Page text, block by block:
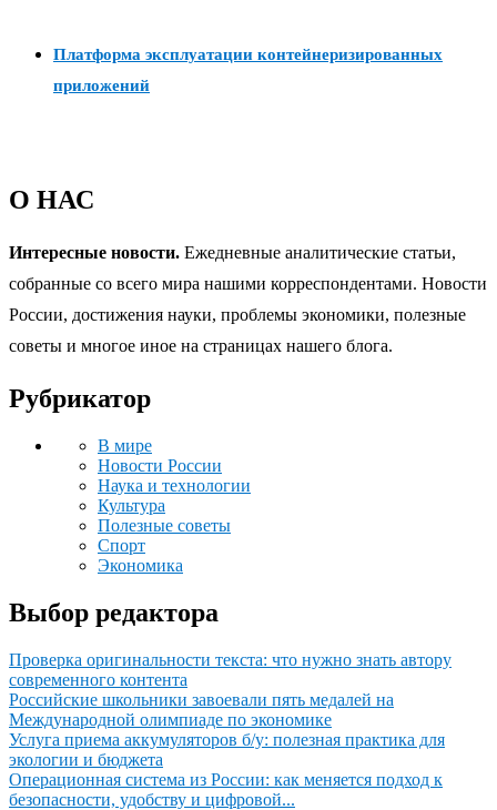
Платформа эксплуатации контейнеризированных
приложений
О НАС
Интересные новости. Ежедневные аналитические статьи,
собранные со всего мира нашими корреспондентами. Новости
России, достижения науки, проблемы экономики, полезные
советы и многое иное на страницах нашего блога.
Рубрикатор
В мире
Новости России
Наука и технологии
Культура
Полезные советы
Спорт
Экономика
Выбор редактора
Проверка оригинальности текста: что нужно знать автору
современного контента
Российские школьники завоевали пять медалей на
Международной олимпиаде по экономике
Услуга приема аккумуляторов б/у: полезная практика для
экологии и бюджета
Операционная система из России: как меняется подход к
безопасности, удобству и цифровой...